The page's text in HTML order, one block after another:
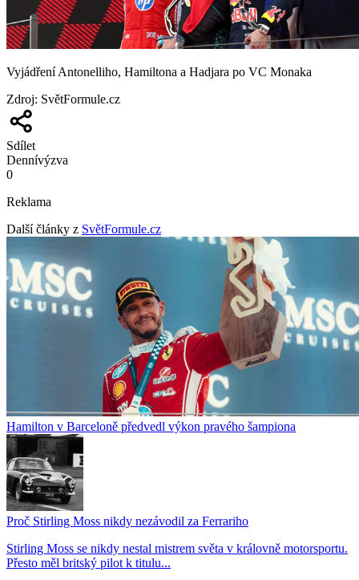
Vyjádření Antonelliho, Hamiltona a Hadjara po VC Monaka
Zdroj: SvětFormule.cz
Sdílet
Dennívýzva
0
Reklama
Další články z SvětFormule.cz
Hamilton v Barceloně předvedl výkon pravého šampiona
Proč Stirling Moss nikdy nezávodil za Ferrariho
Stirling Moss se nikdy nestal mistrem světa v královně motorsportu.
Přesto měl britský pilot k titulu...